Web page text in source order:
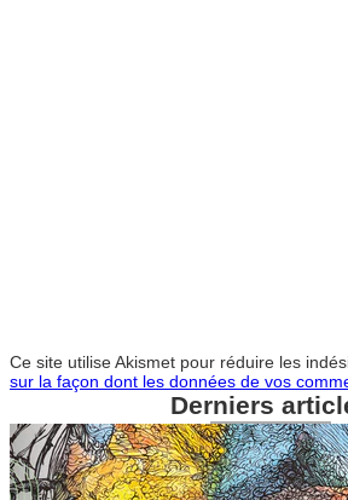
Ce site utilise Akismet pour réduire les
sur la façon dont les données de vos
Derniers